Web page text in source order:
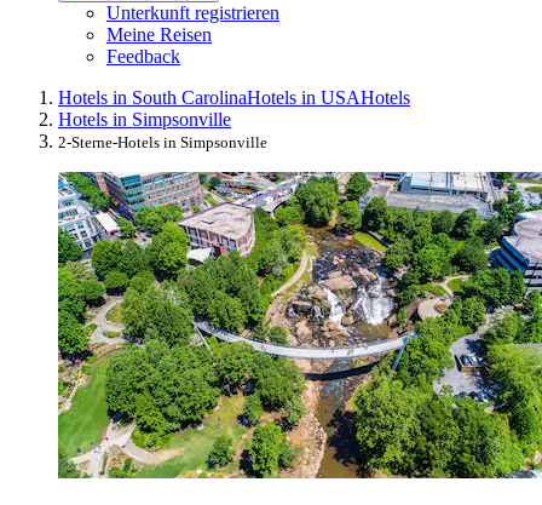
Unterkunft registrieren
Meine Reisen
Feedback
Hotels in South CarolinaHotels in USAHotels
Hotels in Simpsonville
2-Sterne-Hotels in Simpsonville